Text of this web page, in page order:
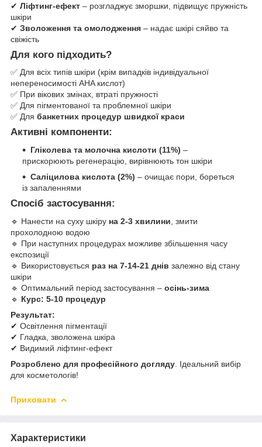
✔ Ліфтинг-ефект – розгладжує зморшки, підвищує пружність
шкіри
✔ Зволоження та омолодження – надає шкірі сяйво та
свіжість
Для кого підходить?
✅ Для всіх типів шкіри (крім випадків індивідуальної
непереносимості AHA кислот)
✅ При вікових змінах, втраті пружності
✅ Для пігментованої та проблемної шкіри
✅ Для банкетних процедур швидкої краси
Активні компоненти:
Гліколева та молочна кислоти (11%) –
прискорюють регенерацію, вирівнюють тон шкіри
Саліцилова кислота (2%) – очищає пори, бореться
із запаленнями
Спосіб застосування:
🔹 Нанести на суху шкіру на 2-3 хвилини , змити
прохолодною водою
🔹 При наступних процедурах можливе збільшення часу
експозиції
🔹 Використовується раз на 7-14-21 днів залежно від стану
шкіри
🔹 Оптимальний період застосування – осінь-зима
🔹 Курс: 5-10 процедур
Результат:
✔ Освітлення пігментації
✔ Гладка, зволожена шкіра
✔ Видимий ліфтинг-ефект
Розроблено для професійного догляду . Ідеальний вибір
для косметологів!
Приховати
Характеристики